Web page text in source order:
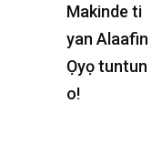
Makinde ti
yan Alaafin
Ọyọ tuntun
o!